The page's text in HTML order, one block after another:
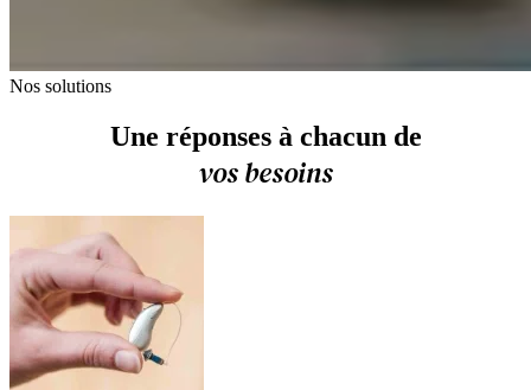
Nos solutions
Une réponses à chacun de
vos besoins